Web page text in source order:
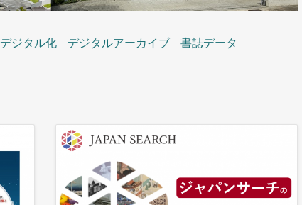
デジタル化 デジタルアーカイブ
書誌データ